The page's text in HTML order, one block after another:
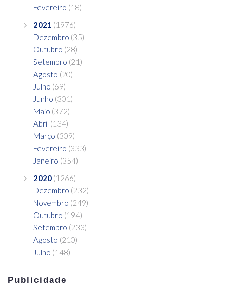
Fevereiro (18)
2021 (1976)
Dezembro (35)
Outubro (28)
Setembro (21)
Agosto (20)
Julho (69)
Junho (301)
Maio (372)
Abril (134)
Março (309)
Fevereiro (333)
Janeiro (354)
2020 (1266)
Dezembro (232)
Novembro (249)
Outubro (194)
Setembro (233)
Agosto (210)
Julho (148)
Publicidade